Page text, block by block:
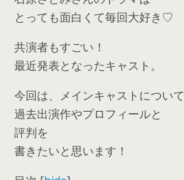
とっても面白くて毎回大好き♡
共演者もすごい！
最近発表となったキャスト。
今回は、メインキャストについて
過去出演作やプロフィールと
評判を
書きたいと思います！